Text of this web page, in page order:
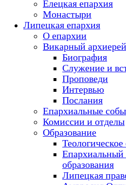
Елецкая епархия
Монастыри
Липецкая епархия
О епархии
Викарный архиерей
Биография
Служение и
Проповеди
Интервью
Послания
Епархиальные
Комиссии и отделы
Образование
Епархиальный
образования
Липецкая